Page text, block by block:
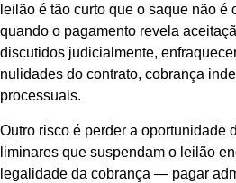
leilão é tão curto que o saque não é
quando o pagamento revela
discutidos judicialmente,
nulidades do contrato, cobrança
processuais.
Outro risco é perder a oportunidade
liminares que suspendam o leilão
legalidade da cobrança — pagar